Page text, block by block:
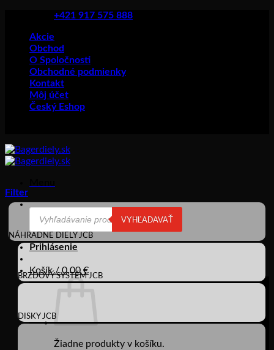
content
+421 917 575 888
Akcie
Obchod
O Spoločnosti
Obchodné podmienky
Kontakt
Môj účet
Český Eshop
Products
search
VYHĽADAVAŤ
Prihlásenie
Košík /0,00€
Žiadne produkty v košíku.
Filter
NÁHRADNÉ DIELY JCB
BRZDOVÝ SYSTÉM JCB
DISKY JCB